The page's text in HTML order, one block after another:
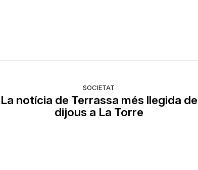
SOCIETAT
La notícia de Terrassa més llegida de
dijous a La Torre